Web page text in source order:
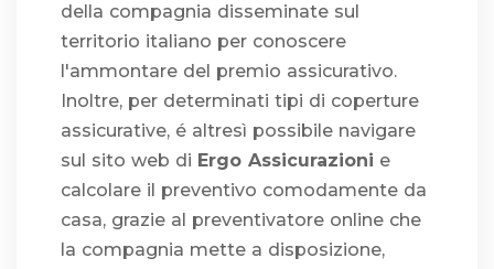
della compagnia disseminate sul
territorio italiano per conoscere
l'ammontare del premio assicurativo.
Inoltre, per determinati tipi di coperture
assicurative, é altresì possibile navigare
sul sito web di Ergo Assicurazioni e
calcolare il preventivo comodamente da
casa, grazie al preventivatore online che
la compagnia mette a disposizione,